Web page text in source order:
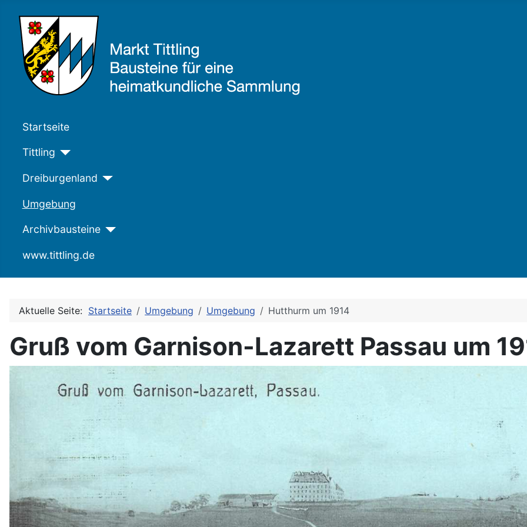
Startseite
Tittling
Dreiburgenland
Umgebung
Archivbausteine
www.tittling.de
Aktuelle Seite: Startseite Umgebung Umgebung Hutthurm um 1914
Gruß vom Garnison-Lazarett Passau um